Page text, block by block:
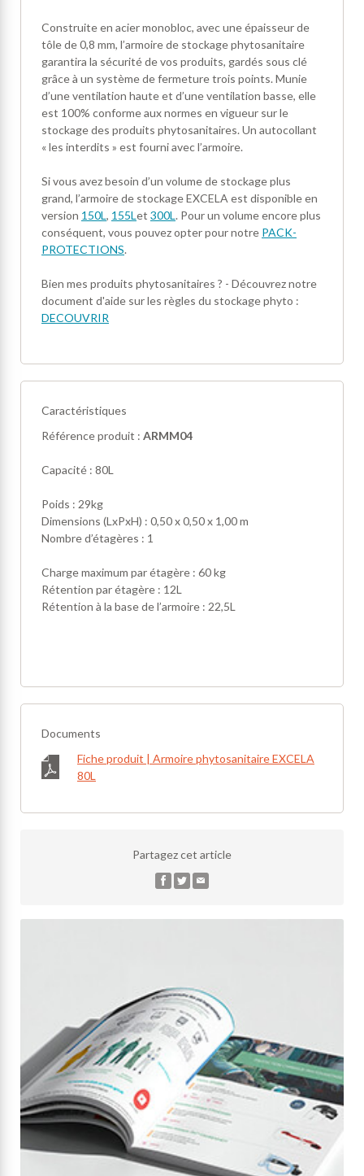
Construite en acier monobloc, avec une épaisseur de
tôle de 0,8 mm, l’armoire de stockage phytosanitaire
garantira la sécurité de vos produits, gardés sous clé
grâce à un système de fermeture trois points. Munie
d’une ventilation haute et d’une ventilation basse, elle
est 100% conforme aux normes en vigueur sur le
stockage des produits phytosanitaires. Un autocollant
« les interdits » est fourni avec l’armoire.
Si vous avez besoin d’un volume de stockage plus
grand, l’armoire de stockage EXCELA est disponible en
version 150L, 155Let 300L. Pour un volume encore plus
conséquent, vous pouvez opter pour notre PACK-
PROTECTIONS.
Bien mes produits phytosanitaires ? - Découvrez notre
document d'aide sur les règles du stockage phyto :
DECOUVRIR
Caractéristiques
Référence produit : ARMM04
Capacité : 80L
Poids : 29kg
Dimensions (LxPxH) : 0,50 x 0,50 x 1,00 m
Nombre d’étagères : 1
Charge maximum par étagère : 60 kg
Rétention par étagère : 12L
Rétention à la base de l’armoire : 22,5L
Documents
Fiche produit | Armoire phytosanitaire EXCELA
80L
Partagez cet article